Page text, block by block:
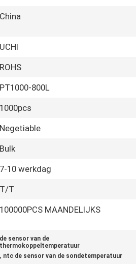
China
UCHI
ROHS
PT1000-800L
1000pcs
Negetiable
Bulk
7-10 werkdag
T/T
100000PCS MAANDELIJKS
de sensor van de
thermokoppeltemperatuur
, ntc de sensor van de sondetemperatuur